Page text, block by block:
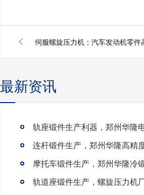
最新资讯
轨座锻件生产利器，郑州华隆
连杆锻件生产，郑州华隆高精
摩托车锻件生产，郑州华隆冷